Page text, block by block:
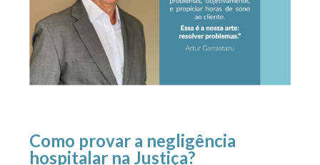
Como provar a negligência
hospitalar na Justiça?